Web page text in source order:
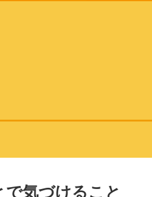
で気づけること